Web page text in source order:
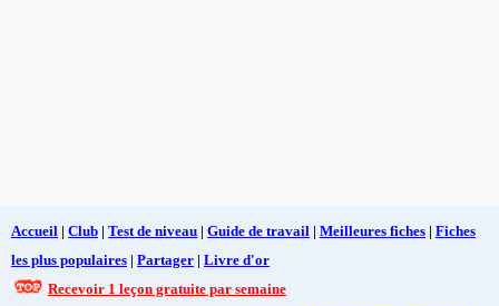
Accueil | Club | Test de niveau | Guide de travail | Meilleures fiches | Fiches
les plus populaires | Partager | Livre d'or
Recevoir 1 leçon gratuite par semaine